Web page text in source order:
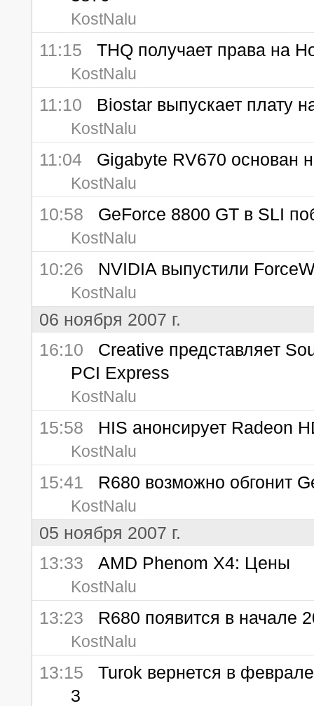
KostNalu
11:15 THQ получает права на
KostNalu
11:10 Biostar выпускает плату
KostNalu
11:04 Gigabyte RV670 основан
KostNalu
10:58 GeForce 8800 GT в SLI
KostNalu
10:26 NVIDIA выпустили
KostNalu
06 ноября 2007 г.
16:10 Creative представляет
PCI Express
KostNalu
15:58 HIS анонсирует Radeon
KostNalu
15:41 R680 возможно обгонит
KostNalu
05 ноября 2007 г.
13:33 AMD Phenom X4: Цены
KostNalu
13:23 R680 появится в начале
KostNalu
13:15 Turok вернется в
3